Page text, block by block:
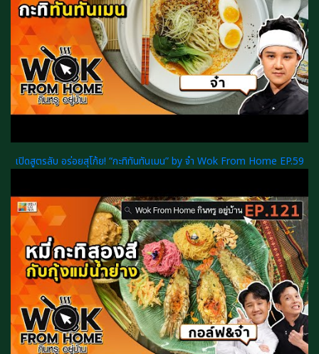
เปิดสูตรลับ อร่อยสุโก้ย! “กะทิทันทันเมน” by จ๋า Wok From Home EP.59